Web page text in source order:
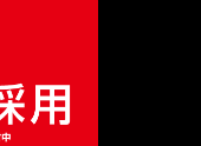
（税込）